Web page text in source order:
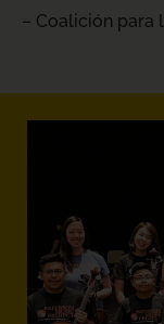
– Coalición para